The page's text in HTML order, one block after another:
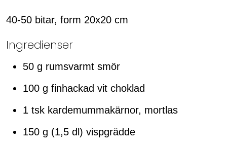
40-50 bitar, form 20x20 cm
Ingredienser
50 g rumsvarmt smör
100 g finhackad vit choklad
1 tsk kardemummakärnor, mortlas
150 g (1,5 dl) vispgrädde